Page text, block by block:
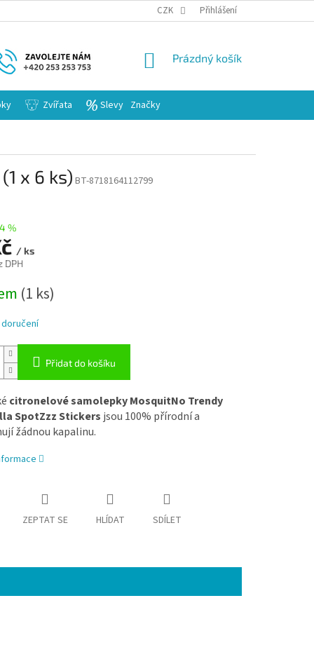
CZK Přihlášení
NÁKUPNÍ
Prázdný košík
Zvířata Slevy Značky
x 6 ks) BT-8718164112799
%
/ ks
DPH
(1 ks)
Přidat do košíku
citronelové samolepky MosquitNo Trendy
SpotZzz Stickersjsou 100% přírodní a
žádnou kapalinu.
ZEPTAT SE HLÍDAT SDÍLET